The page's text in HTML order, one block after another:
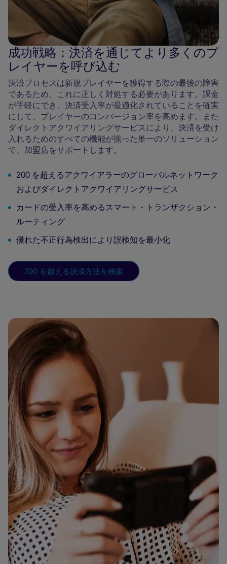
成功戦略：決済を通じてより多くのプ
レイヤーを呼び込む
決済プロセスは新規プレイヤーを獲得する際の最後の障害
であるため、これに正しく対処する必要があります。課金
が手軽にでき、決済受入率が最適化されていることを確実
にして、プレイヤーのコンバージョン率を高めます。また
ダイレクトアクワイアリングサービスにより、決済を受け
入れるためのすべての機能が揃った単一のソリューション
で、加盟店をサポ​​ートします。
200 を超えるアクワイアラーのグローバルネットワーク
およびダイレクトアクワイアリングサービス
カードの受入率を高めるスマート・トランザクション・
ルーティング
優れた不正行為検出により誤検知を最小化
700 を超える決済方法を検索